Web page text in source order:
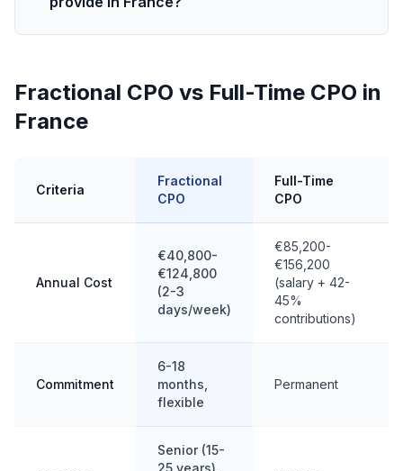
Fractional CPO vs Full-Time CPO in
France
Criteria
Fractional
CPO
Full-Time
CPO
Annual Cost
€40,800-
€124,800
(2-3
days/week)
€85,200-
€156,200
(salary + 42-
45%
contributions)
Commitment
6-18
months,
flexible
Permanent
Senior (15-
25 years),